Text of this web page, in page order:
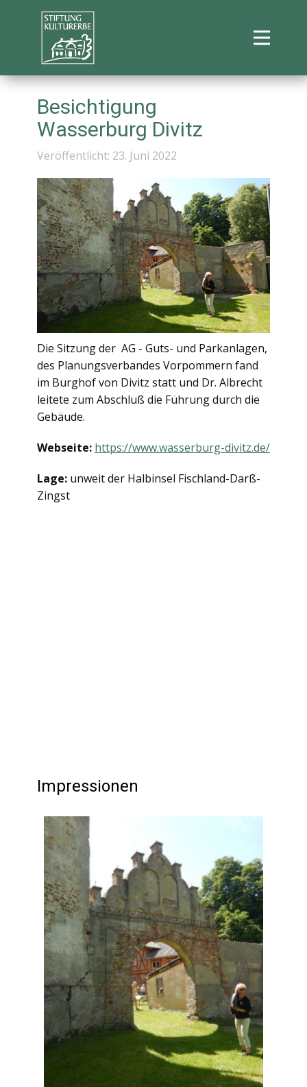
Besichtigung
Wasserburg Divitz
Veröffentlicht: 23. Juni 2022
Die Sitzung der AG - Guts- und Parkanlagen,
des Planungsverbandes Vorpommern fand
im Burghof von Divitz statt und Dr. Albrecht
leitete zum Abschluß die Führung durch die
Gebäude.
Webseite: https://www.wasserburg-divitz.de/
Lage: unweit der Halbinsel Fischland-Darß-
Zingst
Impressionen